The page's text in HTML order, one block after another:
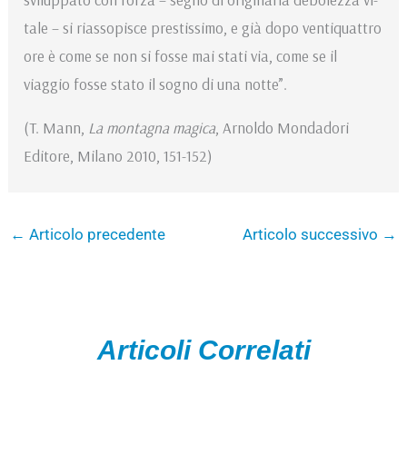
tale – si riassopisce prestissimo, e già dopo ventiquattro
ore è come se non si fosse mai stati via, come se il
viaggio fosse stato il sogno di una notte”.
(T. Mann, La montagna magica , Arnoldo Mondadori
Editore, Milano 2010, 151-152)
← Articolo precedente Articolo successivo →
Articoli Correlati